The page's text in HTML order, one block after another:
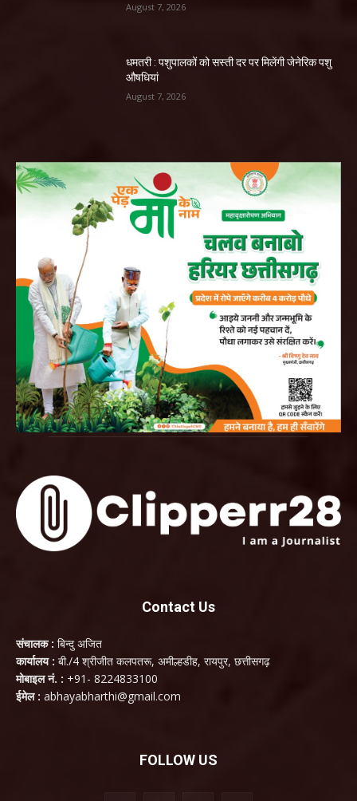
August 7, 2026
धमतरी : पशुपालकों को सस्ती दर पर मिलेंगी जेनेरिक पशु
औषधियां
August 7, 2026
Contact Us
संचालक : बिन्दु अजित
कार्यालय : बी./4 श्रीजीत कलपतरू, अमील्हडीह, रायपुर, छत्तीसगढ़
मोबाइल नं. : +91- 8224833100
ईमेल : abhayabharthi@gmail.com
FOLLOW US